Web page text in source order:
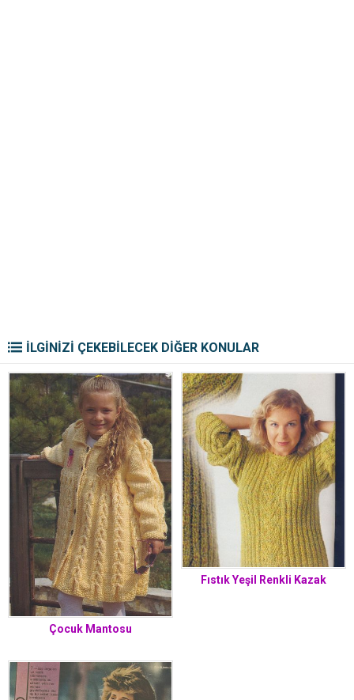
İLGİNİZİ ÇEKEBİLECEK DİĞER KONULAR
Çocuk Mantosu
Fıstık Yeşil Renkli Kazak